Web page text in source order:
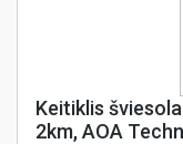
Keitiklis
2km, AOA